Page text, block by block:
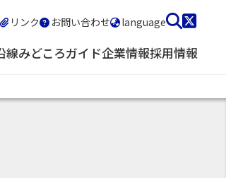
リンク お問い合わせ language
線みどころガイド企業情報採用情報